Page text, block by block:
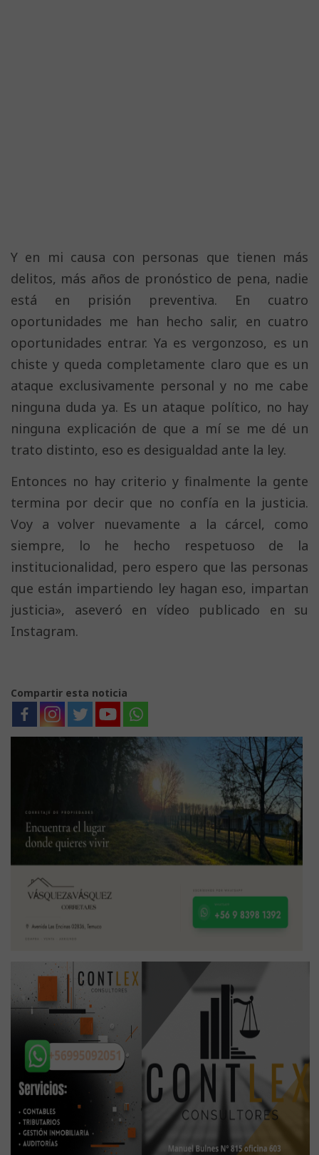
Y en mi causa con personas que tienen más
delitos, más años de pronóstico de pena, nadie
está en prisión preventiva. En cuatro
oportunidades me han hecho salir, en cuatro
oportunidades entrar. Ya es vergonzoso, es un
chiste y queda completamente claro que es un
ataque exclusivamente personal y no me cabe
ninguna duda ya. Es un ataque político, no hay
ninguna explicación de que a mí se me dé un
trato distinto, eso es desigualdad ante la ley.
Entonces no hay criterio y finalmente la gente
termina por decir que no confía en la justicia.
Voy a volver nuevamente a la cárcel, como
siempre, lo he hecho respetuoso de la
institucionalidad, pero espero que las personas
que están impartiendo ley hagan eso, impartan
justicia», aseveró en vídeo publicado en su
Instagram.
Compartir esta noticia